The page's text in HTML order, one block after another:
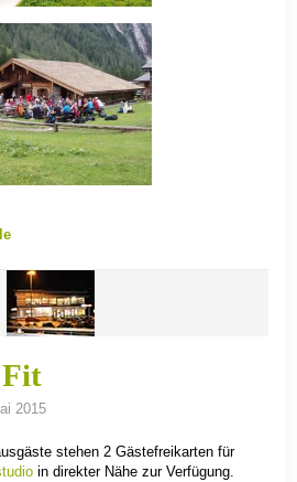
2015
stehen 2 Gästefreikarten für
in direkter Nähe zur Verfügung.